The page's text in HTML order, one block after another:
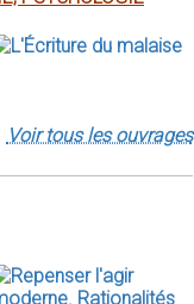
Voir tous les ouvrages